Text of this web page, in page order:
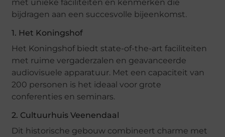
met unieke faciliteiten en kenmerken die
bijdragen aan een succesvolle bijeenkomst.
1. Het Koningshof
Het Koningshof biedt state-of-the-art faciliteiten
met ruime vergaderzalen en geavanceerde
audiovisuele apparatuur. Met een capaciteit van
200 personen is het ideaal voor grote
conferenties en seminars.
2. Cultuurhuis Veenendaal
Dit historische gebouw combineert charme met